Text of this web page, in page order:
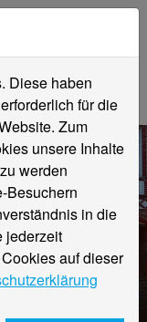
Diese haben
für die
Zum
unsere Inhalte
werden
Besuchern
in die
jederzeit
auf dieser